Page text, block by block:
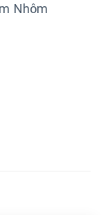
Nhôm